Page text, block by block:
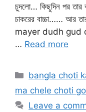
চুদলো… কিছুদিন পর তার
চাকরের বাচ্চা…… আর
mayer dudh gud
… Read more
Categories
bangla choti
ma chele choti
Leave a